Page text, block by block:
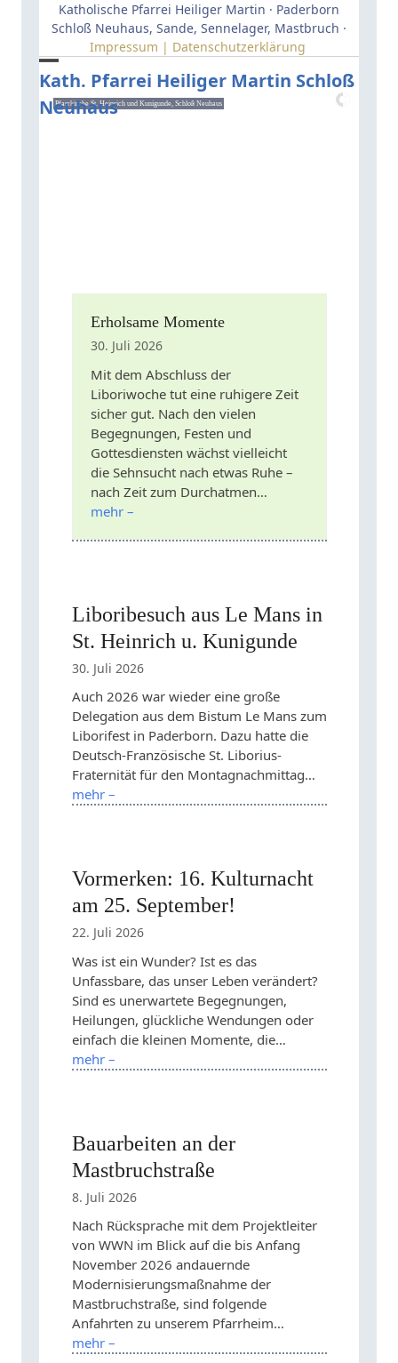
Katholische Pfarrei Heiliger Martin · Paderborn
Schloß Neuhaus, Sande, Sennelager, Mastbruch ·
Impressum | Datenschutzerklärung
Kath. Pfarrei Heiliger Martin Schloß
Neuhaus
Open
mobile
Close
mobile
Pfarrkirche St. Heinrich und Kunigunde, Schloß Neuhaus
Erholsame Momente
30. Juli 2026
Mit dem Abschluss der
Liboriwoche tut eine ruhigere Zeit
sicher gut. Nach den vielen
Begegnungen, Festen und
Gottesdiensten wächst vielleicht
die Sehnsucht nach etwas Ruhe –
nach Zeit zum Durchatmen…
mehr –
Liboribesuch aus Le Mans in
St. Heinrich u. Kunigunde
30. Juli 2026
Auch 2026 war wieder eine große
Delegation aus dem Bistum Le Mans zum
Liborifest in Paderborn. Dazu hatte die
Deutsch-Französische St. Liborius-
Fraternität für den Montagnachmittag…
mehr –
Vormerken: 16. Kulturnacht
am 25. September!
22. Juli 2026
Was ist ein Wunder? Ist es das
Unfassbare, das unser Leben verändert?
Sind es unerwartete Begegnungen,
Heilungen, glückliche Wendungen oder
einfach die kleinen Momente, die…
mehr –
Bauarbeiten an der
Mastbruchstraße
8. Juli 2026
Nach Rücksprache mit dem Projektleiter
von WWN im Blick auf die bis Anfang
November 2026 andauernde
Modernisierungsmaßnahme der
Mastbruchstraße, sind folgende
Anfahrten zu unserem Pfarrheim…
mehr –